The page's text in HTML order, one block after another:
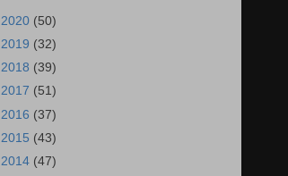
2020 (50)
2019 (32)
2018 (39)
2017 (51)
2016 (37)
2015 (43)
2014 (47)